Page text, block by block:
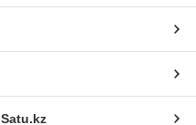
Satu.kz